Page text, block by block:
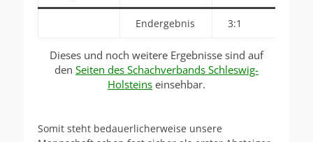
Endergebnis 3:1
Dieses und noch weitere Ergebnisse sind auf
den Seiten des Schachverbands Schleswig-
Holsteins einsehbar.
Somit steht bedauerlicherweise unsere